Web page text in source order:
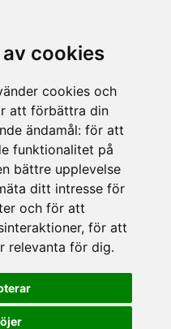
cookies
cookies och
att förbättra din
ändamål: för att
funktionalitet på
bättre upplevelse
ditt intresse för
och för att
, för att
relevanta för dig.